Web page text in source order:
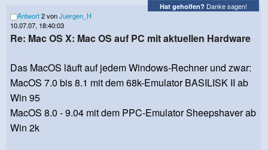
Hat geholfen? Danke sagen!
Antwort2 vonJuergen_H
10.07.07, 18:40:03
Re: Mac OS X: Mac OS auf PC mit aktuellen Hardware
Das MacOS läuft auf jedem Windows-Rechner und zwar:
MacOS 7.0 bis 8.1 mit dem 68k-Emulator BASILISK II ab
Win 95
MacOS 8.0 - 9.04 mit dem PPC-Emulator Sheepshaver ab
Win 2k